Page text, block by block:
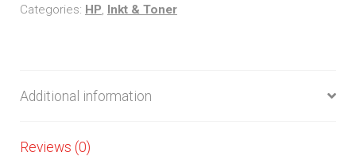
Categories: HP, Inkt & Toner
Additional information
Reviews (0)